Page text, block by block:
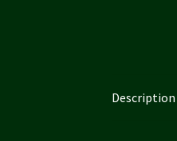
Description